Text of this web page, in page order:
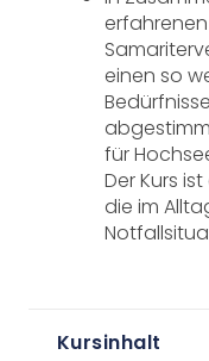
einen so
für
Der Kurs
die im
Kursinhalt